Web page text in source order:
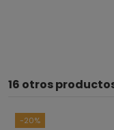
16 otros
-20%